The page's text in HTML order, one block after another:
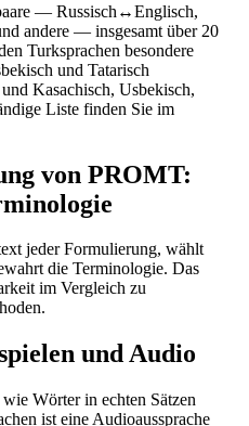
— Russisch↔Englisch,
andere — insgesamt über 20
Turksprachen besondere
und Tatarisch
Kasachisch, Usbekisch,
Liste finden Sie im
von PROMT:
jeder Formulierung, wählt
die Terminologie. Das
im Vergleich zu
und Audio
Wörter in echten Sätzen
ist eine Audioaussprache